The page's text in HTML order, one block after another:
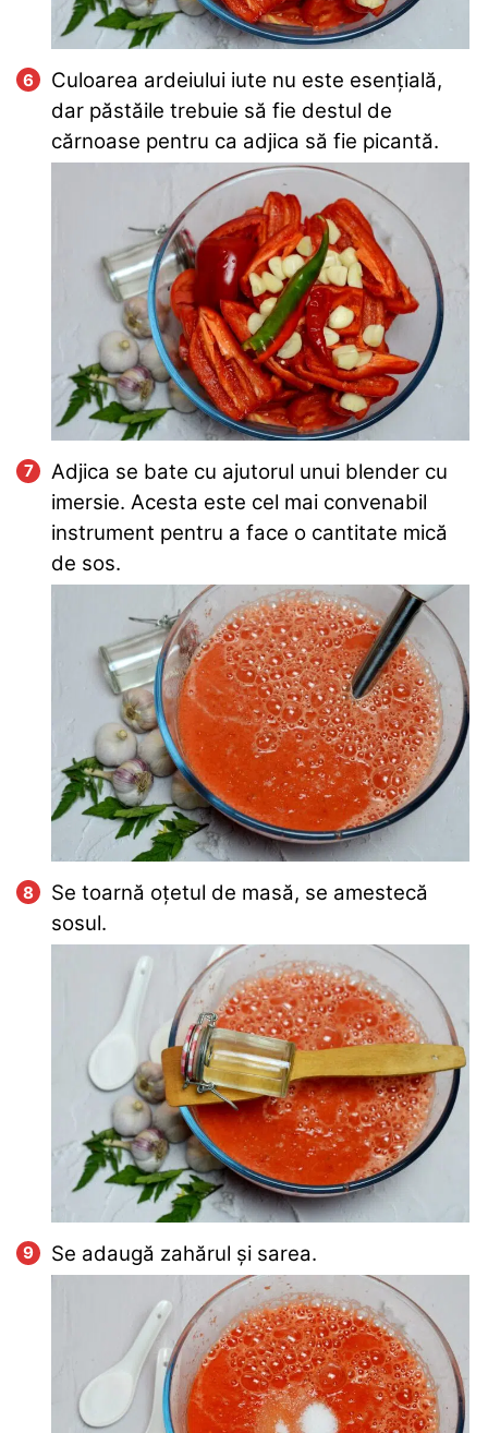
Culoarea ardeiului iute nu este esențială,
dar păstăile trebuie să fie destul de
cărnoase pentru ca adjica să fie picantă.
Adjica se bate cu ajutorul unui blender cu
imersie. Acesta este cel mai convenabil
instrument pentru a face o cantitate mică
de sos.
Se toarnă oțetul de masă, se amestecă
sosul.
Se adaugă zahărul și sarea.